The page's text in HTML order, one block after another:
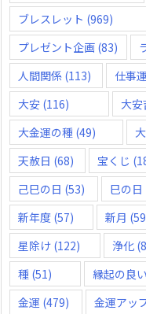
ブレスレット (969)
プレゼント企画 (83)
人間関係 (113) 仕事運
大安 (116) 大安
大金運の種 (49)
天赦日 (68) 宝くじ
己巳の日 (53) 巳の日
新年度 (57) 新月
星除け (122) 浄化
種 (51) 縁起の良
金運 (479) 金運アッ